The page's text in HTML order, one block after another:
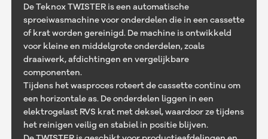
De Teknox TWISTER is een automatische
sproeiwasmachine voor onderdelen die in een cassette
of krat worden gereinigd. De machine is ontwikkeld
voor kleine en middelgrote onderdelen, zoals
draaiwerk, afdichtingen en vergelijkbare
componenten.
Tijdens het wasproces roteert de cassette continu om
een horizontale as. De onderdelen liggen in een
elektrogelast RVS krat met deksel, waardoor ze tijdens
het reinigen veilig en stabiel in positie blijven.